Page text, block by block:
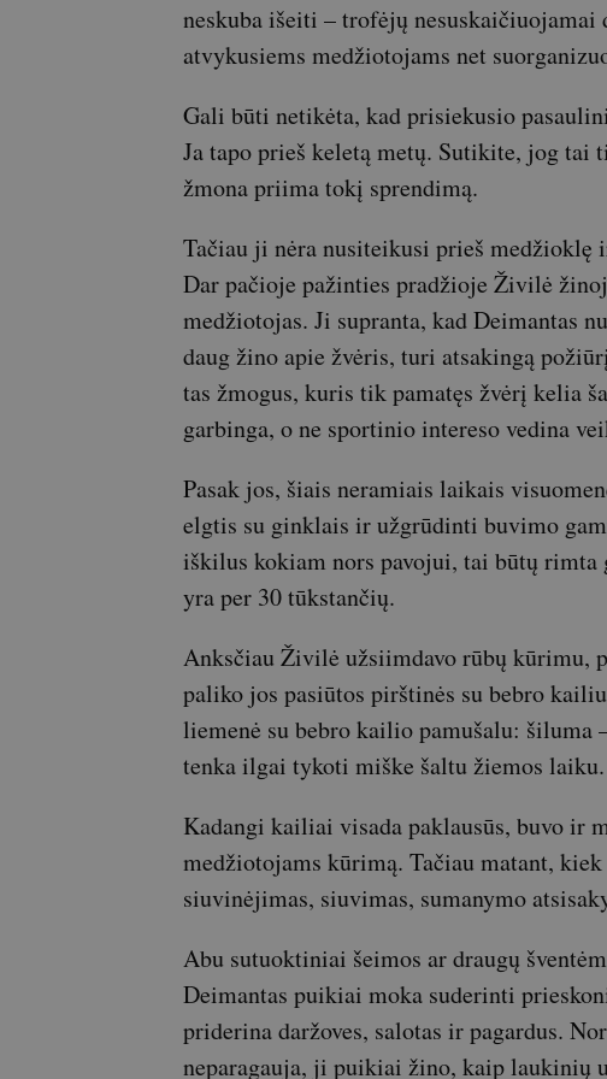
neskuba išeiti – trofėjų
atvykusiems medžiotojams net
Gali būti netikėta, kad prisiekusio
Ja tapo prieš keletą metų. Sutikite, jog
žmona priima tokį sprendimą.
Tačiau ji nėra nusiteikusi prieš
Dar pačioje pažinties pradžioje Živilė
medžiotojas. Ji supranta, kad Deimantas
daug žino apie žvėris, turi atsakingą
tas žmogus, kuris tik pamatęs žvėrį kelia
garbinga, o ne sportinio intereso vedina
Pasak jos, šiais neramiais laikais
elgtis su ginklais ir užgrūdinti buvimo
iškilus kokiam nors pavojui, tai būtų rimta
yra per 30 tūkstančių.
Anksčiau Živilė užsiimdavo rūbų kūrimu,
paliko jos pasiūtos pirštinės su bebro
liemenė su bebro kailio pamušalu: šiluma
tenka ilgai tykoti miške šaltu žiemos laiku.
Kadangi kailiai visada paklausūs, buvo ir
medžiotojams kūrimą. Tačiau matant,
siuvinėjimas, siuvimas, sumanymo
Abu sutuoktiniai šeimos ar draugų
Deimantas puikiai moka suderinti
priderina daržoves, salotas ir pagardus.
neparagauja, ji puikiai žino, kaip laukinių